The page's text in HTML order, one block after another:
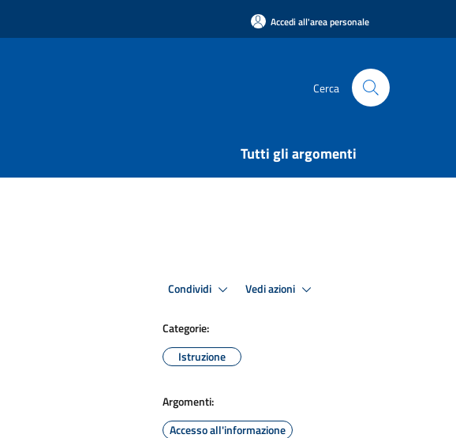
Accedi all'area personale
Cerca
Tutti gli argomenti
Condividi Vedi azioni
Categorie:
Istruzione
Argomenti:
Accesso all'informazione